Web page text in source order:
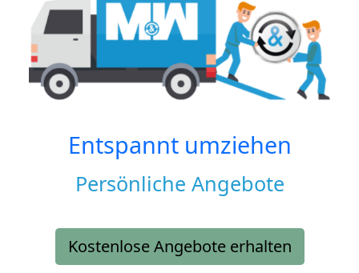
Entspannt umziehen
Persönliche Angebote
Kostenlose Angebote erhalten